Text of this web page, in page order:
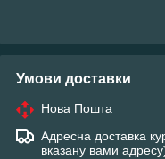
Умови доставки
Нова Пошта
Адресна доставка
вказану вами